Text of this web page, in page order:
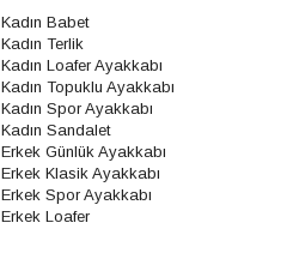
Kadın Babet
Kadın Terlik
Kadın Loafer Ayakkabı
Kadın Topuklu Ayakkabı
Kadın Spor Ayakkabı
Kadın Sandalet
Erkek Günlük Ayakkabı
Erkek Klasik Ayakkabı
Erkek Spor Ayakkabı
Erkek Loafer